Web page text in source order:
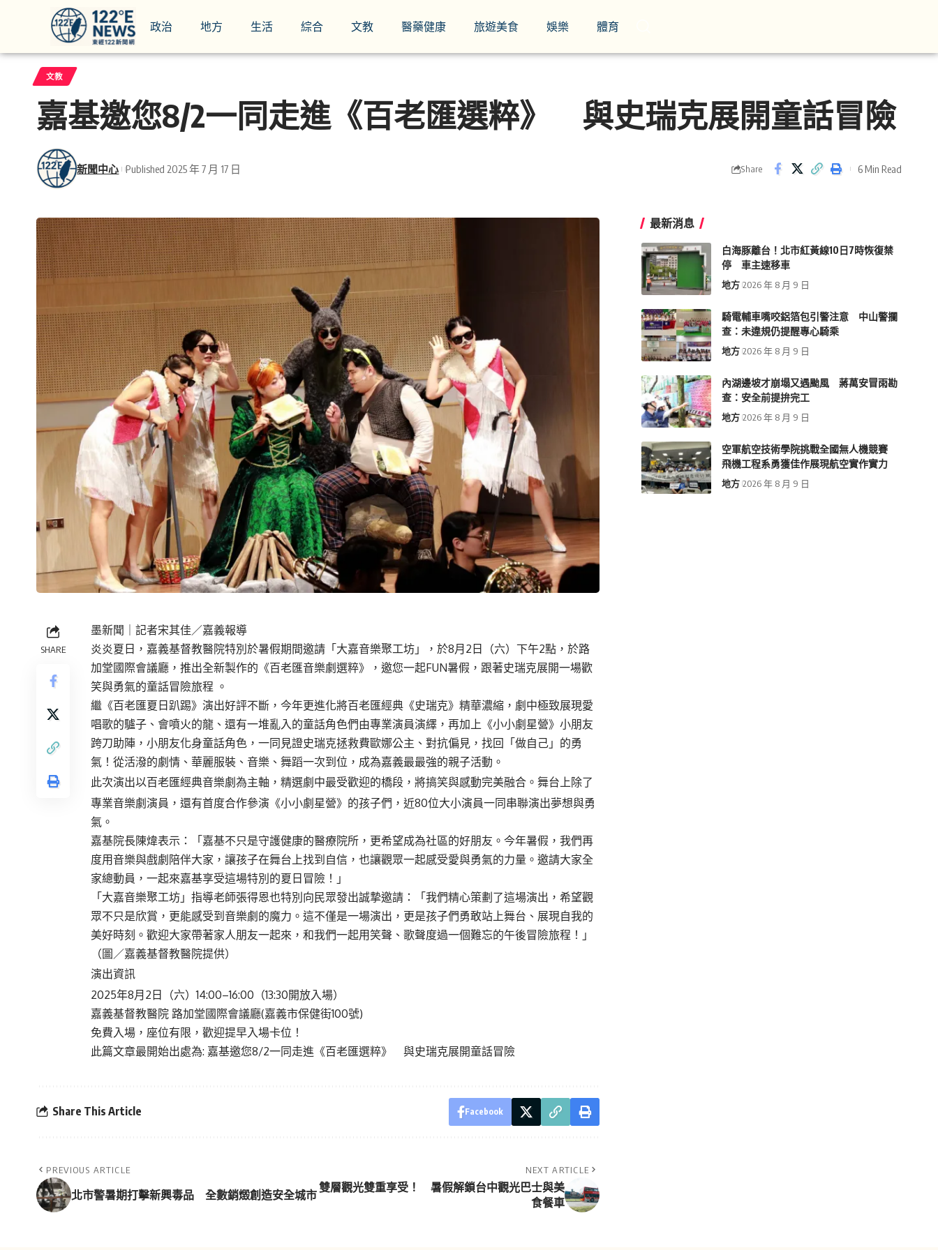
政治 地方 生活 綜合 文教 醫藥健康 旅遊美食 娛樂 體育
文教
嘉基邀您8/2一同走進《百老匯選粹》 與史瑞克展開童話冒險
新聞中心 Published 2025 年 7 月 17 日 Share 6 Min Read
SHARE
墨新聞 ｜記者宋其佳／嘉義報導
炎炎夏日，嘉義基督教醫院特別於暑假期間邀請「大嘉音樂聚工坊」，於8月2日（六）下午2點，於路
加堂國際會議廳，推出全新製作的《百老匯音樂劇選粹》，邀您一起FUN暑假，跟著史瑞克展開一場歡
笑與勇氣的童話冒險旅程 。
繼《百老匯夏日趴踢》演出好評不斷，今年更進化將百老匯經典《史瑞克》精華濃縮，劇中極致展現愛
唱歌的驢子、會噴火的龍、還有一堆亂入的童話角色們由專業演員演繹，再加上《小小劇星營》小朋友
跨刀助陣，小朋友化身童話角色，一同見證史瑞克拯救費歐娜公主、對抗偏見，找回「做自己」的勇
氣！從活潑的劇情、華麗服裝、音樂、舞蹈一次到位，成為嘉義最最強的親子活動。
此次演出以百老匯經典音樂劇為主軸，精選劇中最受歡迎的橋段，將搞笑與感動完美融合。舞台上除了
專業音樂劇演員，還有首度合作參演《小小劇星營》的孩子們，近80位大小演員一同串聯演出夢想與勇
氣。
嘉基院長陳煒表示：「嘉基不只是守護健康的醫療院所，更希望成為社區的好朋友。今年暑假，我們再
度用音樂與戲劇陪伴大家，讓孩子在舞台上找到自信，也讓觀眾一起感受愛與勇氣的力量。邀請大家全
家總動員，一起來嘉基享受這場特別的夏日冒險！」
「大嘉音樂聚工坊」指導老師張得恩也特別向民眾發出誠摯邀請：「我們精心策劃了這場演出，希望觀
眾不只是欣賞，更能感受到音樂劇的魔力。這不僅是一場演出，更是孩子們勇敢站上舞台、展現自我的
美好時刻。歡迎大家帶著家人朋友一起來，和我們一起用笑聲、歌聲度過一個難忘的午後冒險旅程！」
（圖／嘉義基督教醫院提供）
演出資訊
2025年8月2日（六）14:00–16:00（13:30開放入場）
嘉義基督教醫院 路加堂國際會議廳(嘉義市保健街100號)
免費入場，座位有限，歡迎提早入場卡位！
此篇文章最開始出處為: 嘉基邀您8/2一同走進《百老匯選粹》 與史瑞克展開童話冒險
Share This Article Facebook
PREVIOUS ARTICLE
北市警暑期打擊新興毒品 全數銷燬創造安全城市
NEXT ARTICLE
雙層觀光雙重享受！ 暑假解鎖台中觀光巴士與美
食餐車
最新消息
白海豚離台！北市紅黃線10日7時恢復禁
停 車主速移車
地方 2026 年 8 月 9 日
騎電輔車嘴咬鋁箔包引警注意 中山警攔
查：未違規仍提醒專心騎乘
地方 2026 年 8 月 9 日
內湖邊坡才崩塌又遇颱風 蔣萬安冒雨勘
查：安全前提拚完工
地方 2026 年 8 月 9 日
空軍航空技術學院挑戰全國無人機競賽
飛機工程系勇獲佳作展現航空實作實力
地方 2026 年 8 月 9 日